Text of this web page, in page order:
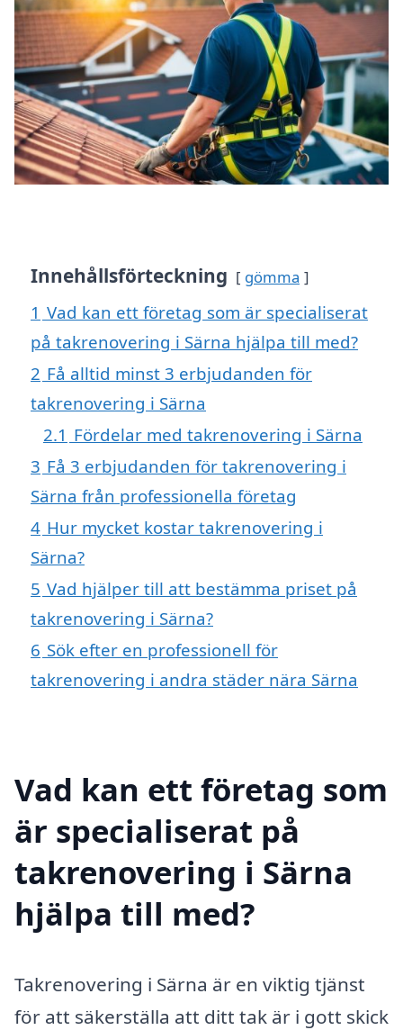
Innehållsförteckning gömma
1 Vad kan ett företag som är specialiserat
på takrenovering i Särna hjälpa till med?
2 Få alltid minst 3 erbjudanden för
takrenovering i Särna
2.1 Fördelar med takrenovering i Särna
3 Få 3 erbjudanden för takrenovering i
Särna från professionella företag
4 Hur mycket kostar takrenovering i
Särna?
5 Vad hjälper till att bestämma priset på
takrenovering i Särna?
6 Sök efter en professionell för
takrenovering i andra städer nära Särna
Vad kan ett företag som
är specialiserat på
takrenovering i Särna
hjälpa till med?
Takrenovering i Särna är en viktig tjänst
för att säkerställa att ditt tak är i gott skick